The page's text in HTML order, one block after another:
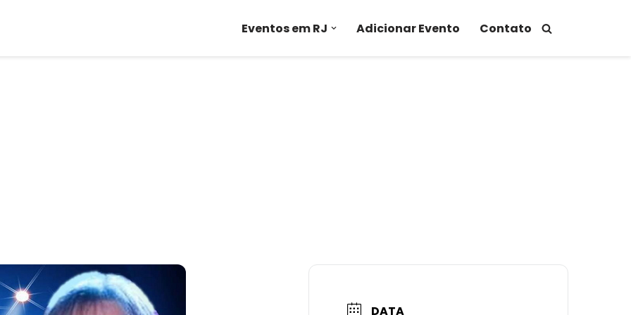
Eventos em RJ Adicionar Evento Contato
DATA